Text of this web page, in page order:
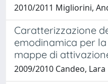
2010/2011 Migliorini,
Caratterizzazione
emodinamica per
mappe di
2009/2010 Candeo, Lara